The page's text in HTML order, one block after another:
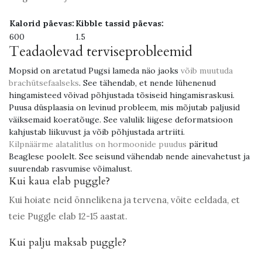
Kalorid päevas: Kibble tassid päevas:
600
1.5
Teadaolevad terviseprobleemid
Mopsid on aretatud Pugsi lameda näo jaoks võib muutuda
brachütsefaalseks. See tähendab, et nende lühenenud
hingamisteed võivad põhjustada tõsiseid hingamisraskusi.
Puusa düsplaasia on levinud probleem, mis mõjutab paljusid
väiksemaid koeratõuge. See valulik liigese deformatsioon
kahjustab liikuvust ja võib põhjustada artriiti.
Kilpnäärme alatalitlus on hormoonide puudus päritud
Beaglese poolelt. See seisund vähendab nende ainevahetust ja
suurendab rasvumise võimalust.
Kui kaua elab puggle?
Kui hoiate neid õnnelikena ja tervena, võite eeldada, et
teie Puggle elab 12-15 aastat.
Kui palju maksab puggle?